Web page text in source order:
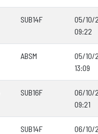
SUB14F
05/10/
09:22
ABSM
05/10/
13:09
SUB16F
06/10/
09:21
SUB14F
06/10/